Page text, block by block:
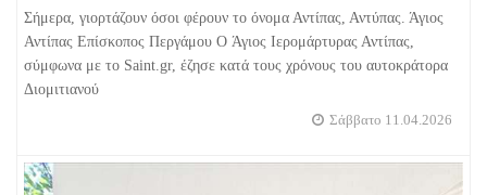
Σήμερα, γιορτάζουν όσοι φέρουν το όνομα Αντίπας, Αντύπας. Άγιος
Αντίπας Επίσκοπος Περγάμου O Άγιος Ιερομάρτυρας Αντίπας,
σύμφωνα με το Saint.gr, έζησε κατά τους χρόνους του αυτοκράτορα
Διομιτιανού
Σάββατο 11.04.2026